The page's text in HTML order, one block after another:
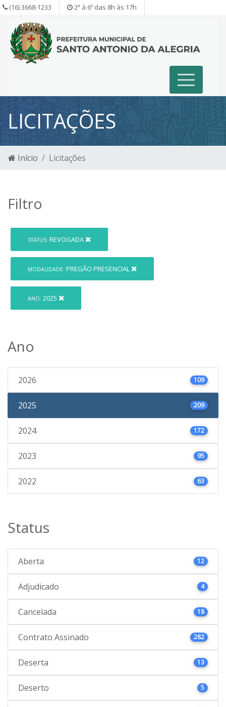
(16) 3668-1233 2ª à 6º das 8h às 17h
LICITAÇÕES
Início Licitações
Filtro
STATUS: REVOGADA
MODALIDADE: PREGÃO PRESENCIAL
ANO: 2025
Ano
2026 109
2025 209
2024 172
2023 95
2022 63
Status
Aberta 12
Adjudicado 4
Cancelada 18
Contrato Assinado 282
Deserta 13
Deserto 5